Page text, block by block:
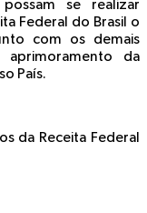
se realizar
Federal do Brasil o
com os demais
da
País.
da Receita Federal